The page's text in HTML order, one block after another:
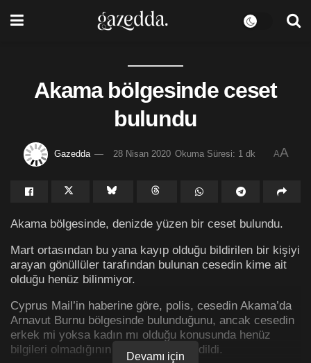
Akama bölgesinde ceset
bulundu
Gazedda 28 Nisan 2020 Okuma Süresi: 1 dk AA
Akama bölgesinde, denizde yüzen bir ceset bulundu.
Mart ortasından bu yana kayıp olduğu bildirilen bir kişiyi
arayan gönüllüler tarafından bulunan cesedin kime ait
olduğu henüz bilinmiyor.
Cyprus Mail’in haberine göre, polis, cesedin Akama’da
Arnavut Burnu bölgesinde bulunduğunu, ancak cesedin
erkek mi yoksa kadın mı olduğu konusunda henüz
bilgileri olmadığının belirtildiği kaydedildi.
Devamı için